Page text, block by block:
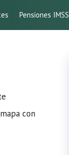
Pensiones IMSS
con